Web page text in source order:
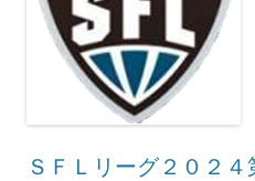
ＳＦＬリーグ２０２